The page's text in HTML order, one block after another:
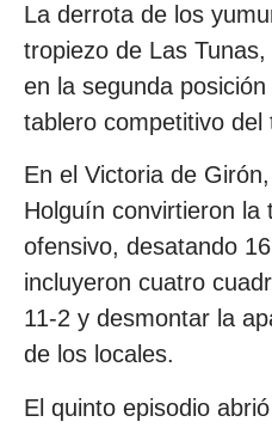
La derrota de los
tropiezo de Las
en la segunda
tablero competitivo del
En el Victoria de
Holguín convirtieron la
ofensivo, desatando
incluyeron cuatro
11-2 y desmontar la
de los locales.
El quinto episodio